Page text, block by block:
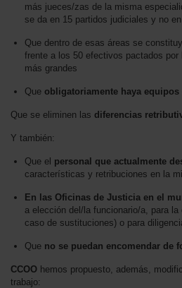
más jueces/zas de la misma
se da en 15 partidos judiciales y no
Que dentro de esas áreas se
frente a los 50 efectivos pactados
más grandes
Que obligatoriamente haya
Que se eliminen las diferencias
Y también:
Que el personal que actualmente
características y retribuciones en la
En las Oficinas de Justicia en el
a elección del/la funcionario/a, para
caso de sustituciones) o para
Que no se puedan encomendar de
CCOO hemos propuesto, además,
trabajo: